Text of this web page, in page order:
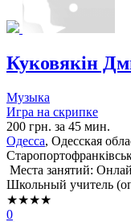
Куковякін
Музыка
Игра на скрипке
200 грн. за 45 мин.
Одесса, Одесская
Места занятий:
Школьный учитель
★★★★
0